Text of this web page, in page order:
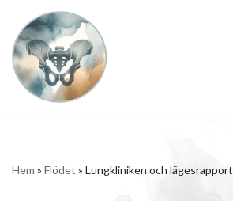
Hoppa
till
innehåll
Hem » Flödet » Lungkliniken och lägesrapport